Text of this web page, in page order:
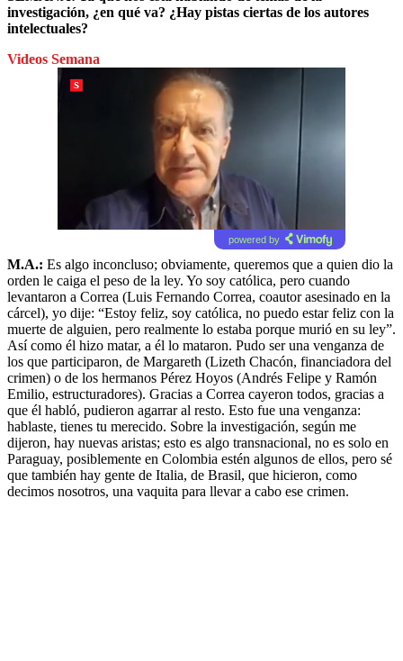
investigación, ¿en qué va? ¿Hay pistas ciertas de los autores
intelectuales?
Videos Semana
powered by
M.A.: Es algo inconcluso; obviamente, queremos que a quien dio la
orden le caiga el peso de la ley. Yo soy católica, pero cuando
levantaron a Correa (Luis Fernando Correa, coautor asesinado en la
cárcel), yo dije: “Estoy feliz, soy católica, no puedo estar feliz con la
muerte de alguien, pero realmente lo estaba porque murió en su ley”.
Así como él hizo matar, a él lo mataron. Pudo ser una venganza de
los que participaron, de Margareth (Lizeth Chacón, financiadora del
crimen) o de los hermanos Pérez Hoyos (Andrés Felipe y Ramón
Emilio, estructuradores). Gracias a Correa cayeron todos, gracias a
que él habló, pudieron agarrar al resto. Esto fue una venganza:
hablaste, tienes tu merecido. Sobre la investigación, según me
dijeron, hay nuevas aristas; esto es algo transnacional, no es solo en
Paraguay, posiblemente en Colombia estén algunos de ellos, pero sé
que también hay gente de Italia, de Brasil, que hicieron, como
decimos nosotros, una vaquita para llevar a cabo ese crimen.